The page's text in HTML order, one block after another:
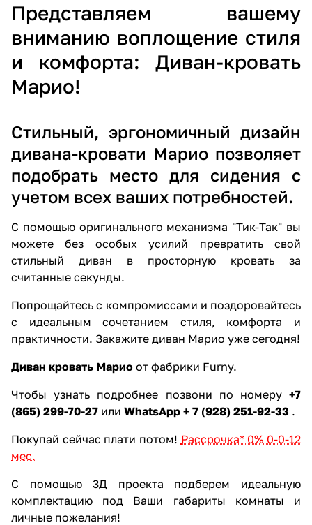
Представляем вашему
вниманию воплощение стиля
и комфорта: Диван-кровать
Марио!
Стильный, эргономичный дизайн
дивана-кровати Марио позволяет
подобрать место для сидения с
учетом всех ваших потребностей.
С помощью оригинального механизма "Тик-Так" вы
можете без особых усилий превратить свой
стильный диван в просторную кровать за
считанные секунды.
Попрощайтесь с компромиссами и поздоровайтесь
с идеальным сочетанием стиля, комфорта и
практичности. Закажите диван Марио уже сегодня!
Диван кровать Марио от фабрики Furny.
Чтобы узнать подробнее позвони по номеру +7
(865) 299-70-27 или WhatsApp + 7 (928) 251-92-33 .
Покупай сейчас плати потом! Рассрочка* 0% 0-0-12
мес.
С помощью 3Д проекта подберем идеальную
комплектацию под Ваши габариты комнаты и
личные пожелания!